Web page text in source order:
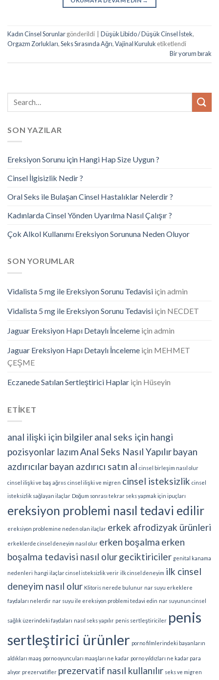
Kadın Cinsel Sorunlargönderildi Düşük Libido / Düşük Cinsel İstek,
Orgazm Zorlukları,Seks Sırasında Ağrı,Vajinal Kuruluk etiketlendi
Bir yorum bırak
SON YAZILAR
Ereksiyon Sorunu için Hangi Hap Size Uygun ?
Cinsel İlgisizlik Nedir ?
Oral Seks ile Bulaşan Cinsel Hastalıklar Nelerdir ?
Kadınlarda Cinsel Yönden Uyarılma Nasıl Çalışır ?
Çok Alkol Kullanımı Ereksiyon Sorununa Neden Oluyor
SON YORUMLAR
Vidalista 5 mg ile Ereksiyon Sorunu Tedavisi için admin
Vidalista 5 mg ile Ereksiyon Sorunu Tedavisi için NECDET
Jaguar Ereksiyon Hapı Detaylı İnceleme için admin
Jaguar Ereksiyon Hapı Detaylı İnceleme için MEHMET
ÇEŞME
Eczanede Satılan Sertleştirici Haplar için Hüseyin
ETİKET
anal ilişki için bilgileranal seks için hangi
pozisyonlar lazımAnal Seks Nasıl Yapılırbayan
azdırıcılarbayan azdırıcı satın al cinsel birleşim nasıl olur
cinsel ilişki ve baş ağrııs cinsel ilişki ve migren cinsel isteksizlik cinsel
isteksizlik sağlayan ilaçlar Doğum sonrası tekrar seks yapmak için ipuçları
ereksiyon problemi nasıl tedavi edilir
ereksiyon problemine neden olan ilaçlar erkek afrodizyak ürünleri
erkeklerde cinsel deneyim nasıl olur erken boşalma erken
boşalma tedavisi nasıl olurgeciktiriciler genital kanama
nedenleri hangi ilaçlar cinsel isteksizlik verir ilk cinsel deneyim ilk cinsel
deneyim nasıl olur Klitoris nerede bulunur nar suyu erkeklere
faydaları nelerdir nar suyu ile ereksiyon problemi tedavi edin nar suyunun cinsel
sağlık üzerindeki faydaları nasıl seks yapılır penis sertleştiriciler penis
sertleştirici ürünler porno filmlerindeki bayanların
aldıkları maaş porno oyuncuları maaşları ne kadar porno yıldızları ne kadar para
alıyor prezervatifler prezervatif nasıl kullanılır seks ve migren